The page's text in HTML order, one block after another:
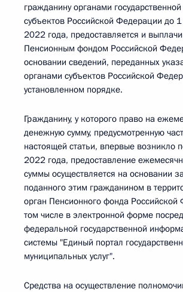
гражданину органами государственной
субъектов Российской Федерации до
2022 года, предоставляется и
Пенсионным фондом Российской
основании сведений, переданных
органами субъектов Российской
установленном порядке.
Гражданину, у которого право на
денежную сумму, предусмотренную
настоящей статьи, впервые возникло
2022 года, предоставление
суммы осуществляется на основании
поданного этим гражданином в
орган Пенсионного фонда
том числе в электронной форме
федеральной государственной
системы "Единый портал
муниципальных услуг".
Средства на осуществление